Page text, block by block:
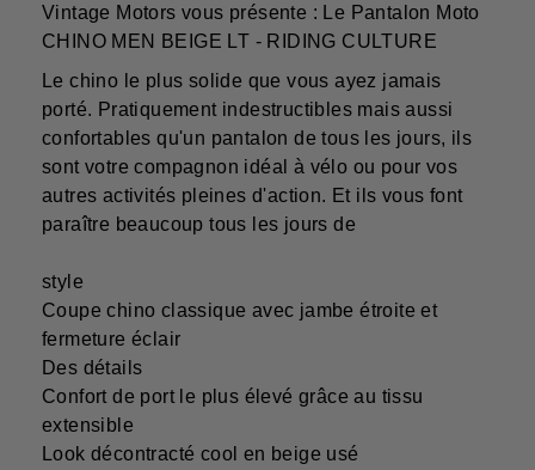
Vintage Motors vous présente : Le Pantalon Moto
CHINO MEN BEIGE LT - RIDING CULTURE
Le chino le plus solide que vous ayez jamais
porté. Pratiquement indestructibles mais aussi
confortables qu'un pantalon de tous les jours, ils
sont votre compagnon idéal à vélo ou pour vos
autres activités pleines d'action. Et ils vous font
paraître beaucoup tous les jours de
style
Coupe chino classique avec jambe étroite et
fermeture éclair
Des détails
Confort de port le plus élevé grâce au tissu
extensible
Look décontracté cool en beige usé